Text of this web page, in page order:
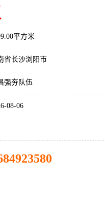
平方米
省长沙浏阳市
强夯队伍
08-06